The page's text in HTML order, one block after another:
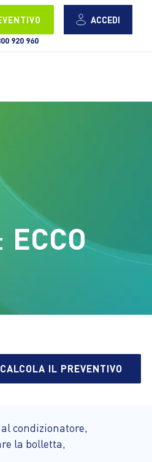
920 960
ACCEDI
ECCO
CALCOLA IL PREVENTIVO
condizionatore,
la bolletta,